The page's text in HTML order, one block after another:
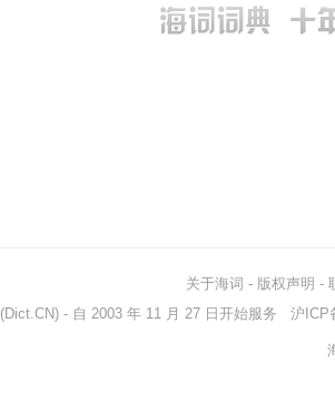
关于海词 - 版权声明 -
(Dict.CN) - 自 2003 年 11 月 27 日开始服务 沪ICP